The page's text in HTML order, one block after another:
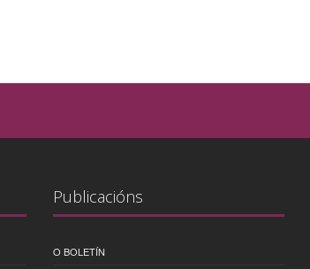
Publicacións
O BOLETÍN